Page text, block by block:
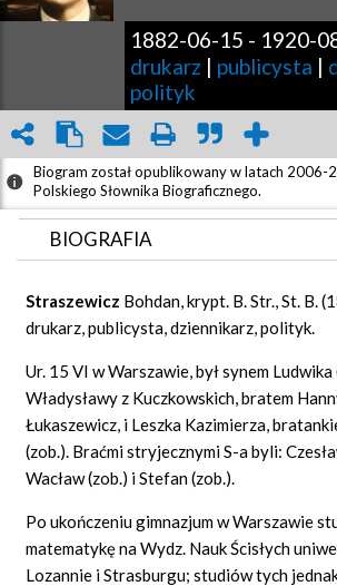
1882-06-15 - 1920-
drukarz | publicysta |
polityk
Biogram został opublikowany w latach 2006-
Polskiego Słownika Biograficznego.
BIOGRAFIA
ZDJĘCIA (1)
GRAF POWIĄZAŃ
DYSKUSJA
Mapa
Straszewicz Bohdan, krypt. B. Str., St. B.
drukarz, publicysta, dziennikarz, polityk.
Ur. 15 VI w Warszawie, był synem Ludwika
Władysławy z Kuczkowskich, bratem
Łukaszewicz, i Leszka Kazimierza,
(zob.). Braćmi stryjecznymi S-a byli:
Wacław (zob.) i Stefan (zob.).
Po ukończeniu gimnazjum w Warszawie
matematykę na Wydz. Nauk Ścisłych
Lozannie i Strasburgu; studiów tych